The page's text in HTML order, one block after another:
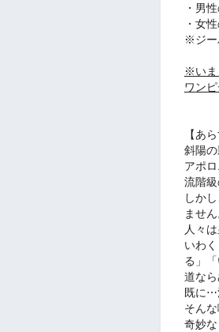
・男
・女
※ジー
※いま
ワン
【あ
斜陽
アポ
流階級
しか
ません
人々
いわ
る」
道な
既に⋯
そん
奇妙